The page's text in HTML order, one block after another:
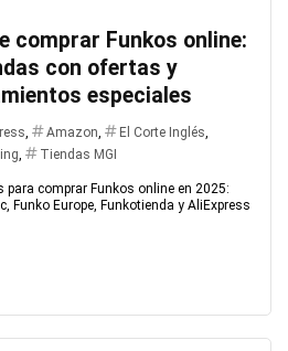
comprar Funkos online:
con ofertas y
especiales
, Amazon, El Corte Inglés,
, Tiendas MGI
para comprar Funkos online en 2025:
Funko Europe, Funkotienda y AliExpress